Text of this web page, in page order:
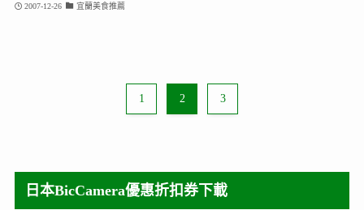
2007-12-26 宜蘭美食推薦
1 2 3
日本BicCamera優惠折扣券下載